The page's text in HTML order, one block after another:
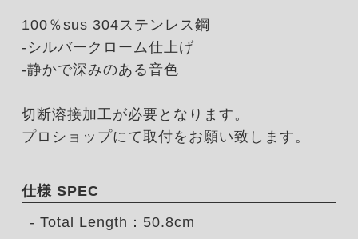
100％sus 304ステンレス鋼
-シルバークローム仕上げ
-静かで深みのある音色
切断溶接加工が必要となります。
プロショップにて取付をお願い致します。
仕様 SPEC
- Total Length：50.8cm